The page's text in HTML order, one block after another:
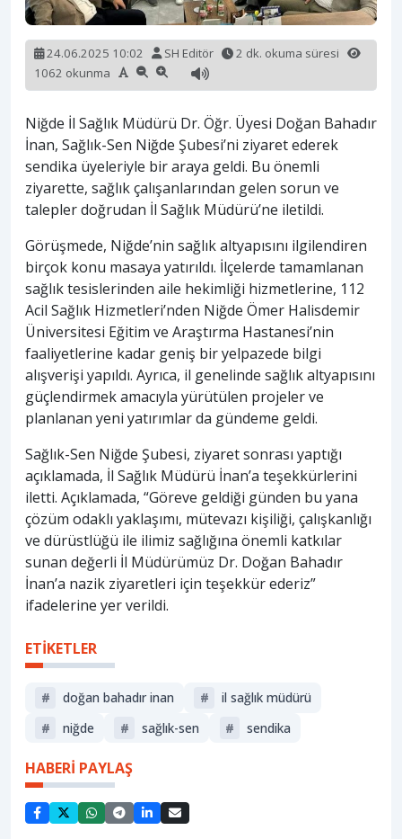
24.06.2025 10:02 SH Editör
2 dk. okuma süresi
1062 okunma
Niğde İl Sağlık Müdürü Dr. Öğr. Üyesi Doğan Bahadır
İnan, Sağlık-Sen Niğde Şubesi’ni ziyaret ederek
sendika üyeleriyle bir araya geldi. Bu önemli
ziyarette, sağlık çalışanlarından gelen sorun ve
talepler doğrudan İl Sağlık Müdürü’ne iletildi.
Görüşmede, Niğde’nin sağlık altyapısını ilgilendiren
birçok konu masaya yatırıldı. İlçelerde tamamlanan
sağlık tesislerinden aile hekimliği hizmetlerine, 112
Acil Sağlık Hizmetleri’nden Niğde Ömer Halisdemir
Üniversitesi Eğitim ve Araştırma Hastanesi’nin
faaliyetlerine kadar geniş bir yelpazede bilgi
alışverişi yapıldı. Ayrıca, il genelinde sağlık altyapısını
güçlendirmek amacıyla yürütülen projeler ve
planlanan yeni yatırımlar da gündeme geldi.
Sağlık-Sen Niğde Şubesi, ziyaret sonrası yaptığı
açıklamada, İl Sağlık Müdürü İnan’a teşekkürlerini
iletti. Açıklamada, “Göreve geldiği günden bu yana
çözüm odaklı yaklaşımı, mütevazı kişiliği, çalışkanlığı
ve dürüstlüğü ile ilimiz sağlığına önemli katkılar
sunan değerli İl Müdürümüz Dr. Doğan Bahadır
İnan’a nazik ziyaretleri için teşekkür ederiz”
ifadelerine yer verildi.
ETİKETLER
# doğan bahadır inan #
i̇l sağlık müdürü
#
niğde # sağlık-sen # sendika
HABERİ PAYLAŞ